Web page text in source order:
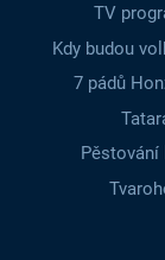
TV
Kdy budou
7 pádů